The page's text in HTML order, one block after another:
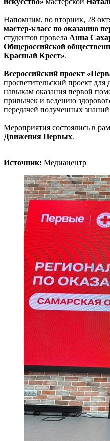
Напомним, во вторник, 28
мастер-класс по оказанию
студентов провела Анна
Общероссийской
Красный Крест».
Всероссийский проект
просветительский проект
навыкам оказания первой
привычек и ведению
передачей полученных
Мероприятия состоялись в
Движения Первых.
Источник: Медиацентр